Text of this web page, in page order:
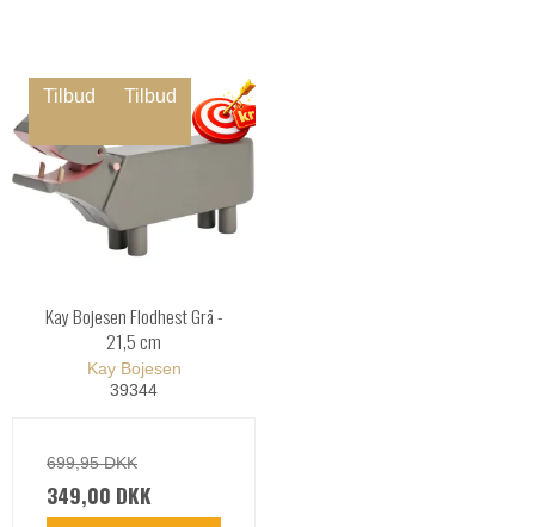
Tilbud Tilbud
Kay Bojesen Flodhest Grå -
21,5 cm
Kay Bojesen
39344
699,95 DKK
349,00 DKK